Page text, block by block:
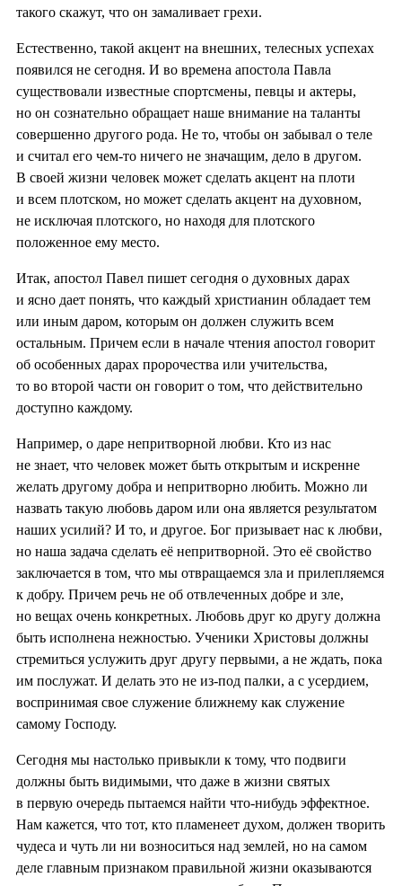
такого скажут, что он замаливает грехи.
Естественно, такой акцент на внешних, телесных успехах
появился не сегодня. И во времена апостола Павла
существовали известные спортсмены, певцы и актеры,
но он сознательно обращает наше внимание на таланты
совершенно другого рода. Не то, чтобы он забывал о теле
и считал его чем-то ничего не значащим, дело в другом.
В своей жизни человек может сделать акцент на плоти
и всем плотском, но может сделать акцент на духовном,
не исключая плотского, но находя для плотского
положенное ему место.
Итак, апостол Павел пишет сегодня о духовных дарах
и ясно дает понять, что каждый христианин обладает тем
или иным даром, которым он должен служить всем
остальным. Причем если в начале чтения апостол говорит
об особенных дарах пророчества или учительства,
то во второй части он говорит о том, что действительно
доступно каждому.
Например, о даре непритворной любви. Кто из нас
не знает, что человек может быть открытым и искренне
желать другому добра и непритворно любить. Можно ли
назвать такую любовь даром или она является результатом
наших усилий? И то, и другое. Бог призывает нас к любви,
но наша задача сделать её непритворной. Это её свойство
заключается в том, что мы отвращаемся зла и прилепляемся
к добру. Причем речь не об отвлеченных добре и зле,
но вещах очень конкретных. Любовь друг ко другу должна
быть исполнена нежностью. Ученики Христовы должны
стремиться услужить друг другу первыми, а не ждать, пока
им послужат. И делать это не из-под палки, а с усердием,
воспринимая свое служение ближнему как служение
самому Господу.
Сегодня мы настолько привыкли к тому, что подвиги
должны быть видимыми, что даже в жизни святых
в первую очередь пытаемся найти что-нибудь эффектное.
Нам кажется, что тот, кто пламенеет духом, должен творить
чудеса и чуть ли ни возноситься над землей, но на самом
деле главным признаком правильной жизни оказываются